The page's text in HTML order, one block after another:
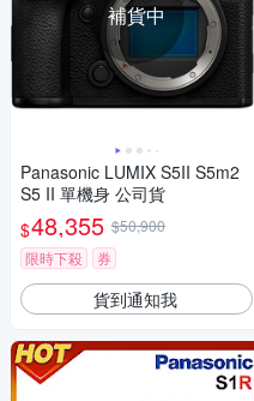
補貨中
Panasonic LUMIX S5II S5m2
S5 II 單機身 公司貨
$48,355 $50,900
限時下殺
券
貨到通知我